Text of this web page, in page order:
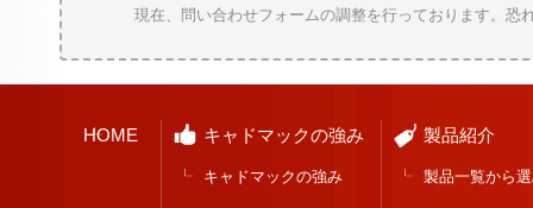
現在、問い合わせフォームの調整を行っております。恐
HOME キャドマックの強み
キャドマックの強み
製品紹介
製品一覧から